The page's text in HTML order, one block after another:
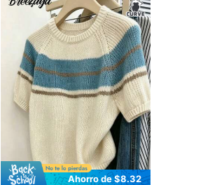
Ahorro de $8.32